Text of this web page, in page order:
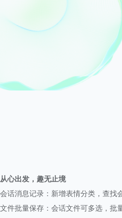
从心出发，趣无止境
会话消息记录：新增表情分类，查找
文件批量保存：会话文件可多选，批